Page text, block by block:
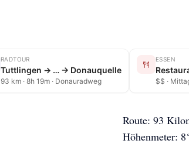
RADTOUR
Tuttlingen → … → Donauquelle
93 km · 8h 19m · Donauradweg
ESSEN
$$ ·
Route: 93
Höhenmeter: